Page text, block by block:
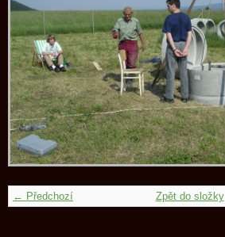
← Předchozí Zpět do složky